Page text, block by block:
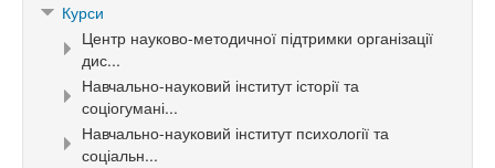
Курси
Центр науково-методичної підтримки організації
дис...
Навчально-науковий інститут історії та
соціогумані...
Навчально-науковий інститут психології та
соціальн...